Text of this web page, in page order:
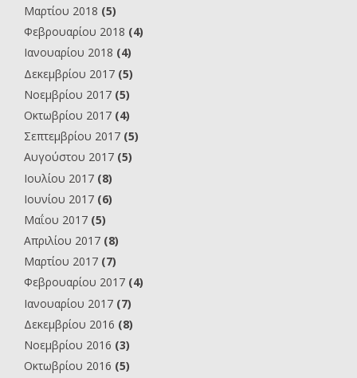
Μαρτίου 2018 (5)
Φεβρουαρίου 2018 (4)
Ιανουαρίου 2018 (4)
Δεκεμβρίου 2017 (5)
Νοεμβρίου 2017 (5)
Οκτωβρίου 2017 (4)
Σεπτεμβρίου 2017 (5)
Αυγούστου 2017 (5)
Ιουλίου 2017 (8)
Ιουνίου 2017 (6)
Μαΐου 2017 (5)
Απριλίου 2017 (8)
Μαρτίου 2017 (7)
Φεβρουαρίου 2017 (4)
Ιανουαρίου 2017 (7)
Δεκεμβρίου 2016 (8)
Νοεμβρίου 2016 (3)
Οκτωβρίου 2016 (5)